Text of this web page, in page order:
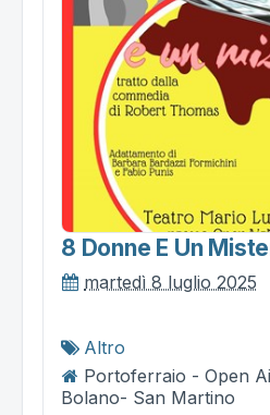
8 Donne E Un
martedì 8 luglio 2025
Altro
Portoferraio - Open
Bolano- San Martino